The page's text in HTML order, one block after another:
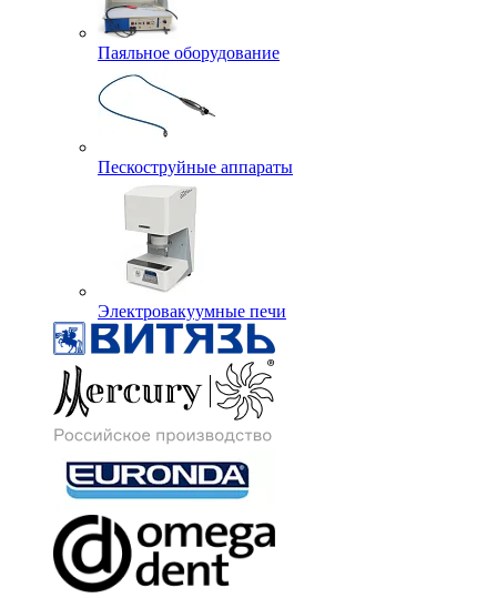
Паяльное оборудование
Пескоструйные аппараты
Электровакуумные печи